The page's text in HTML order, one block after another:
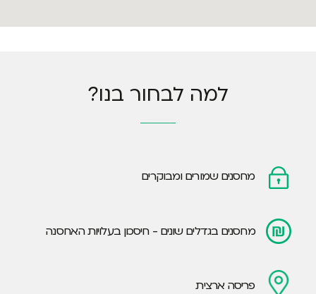
למה לבחור בנו?
מחסנים שמורים ומבוקרים
מחסנים בגדלים שונים - חיסכון בעלויות האחסנה
פריסה ארצית